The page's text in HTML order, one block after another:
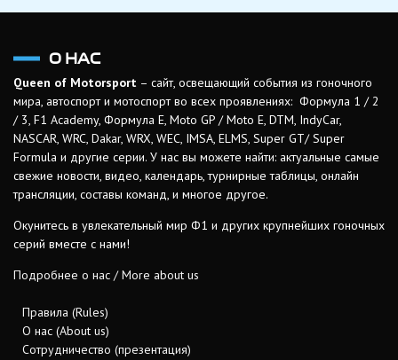
О НАС
Queen of Motorsport – сайт, освещающий события из гоночного
мира, автоспорт и мотоспорт во всех проявлениях: Формула 1 / 2
/ 3, F1 Academy, Формула Е, Moto GP / Moto E, DTM, IndyCar,
NASCAR, WRC, Dakar, WRX, WEC, IMSA, ELMS, Super GT/ Super
Formula и другие серии. У нас вы можете найти: актуальные самые
свежие новости, видео, календарь, турнирные таблицы, онлайн
трансляции, составы команд, и многое другое.
Окунитесь в увлекательный мир Ф1 и других крупнейших гоночных
серий вместе с нами!
Подробнее о нас / More about us
Правила (Rules)
О нас (About us)
Сотрудничество (презентация)